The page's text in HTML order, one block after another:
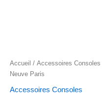
Accueil / Accessoires Consoles
Neuve Paris
Accessoires Consoles